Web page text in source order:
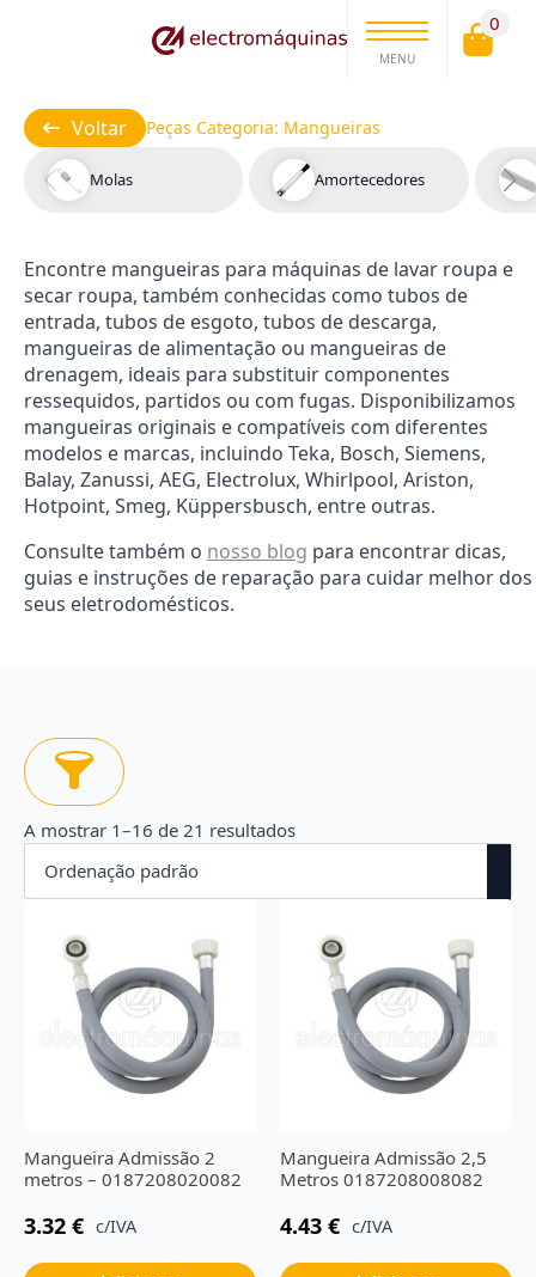
MENU
0
Voltar Peças Categoria: Mangueiras
Molas Amortecedores
Encontre mangueiras para máquinas de lavar roupa e
secar roupa, também conhecidas como tubos de
entrada, tubos de esgoto, tubos de descarga,
mangueiras de alimentação ou mangueiras de
drenagem, ideais para substituir componentes
ressequidos, partidos ou com fugas. Disponibilizamos
mangueiras originais e compatíveis com diferentes
modelos e marcas, incluindo Teka, Bosch, Siemens,
Balay, Zanussi, AEG, Electrolux, Whirlpool, Ariston,
Hotpoint, Smeg, Küppersbusch, entre outras.
Consulte também o nosso blog para encontrar dicas,
guias e instruções de reparação para cuidar melhor dos
seus eletrodomésticos.
A mostrar 1–16 de 21 resultados
Mangueira Admissão 2
metros – 0187208020082
3.32 € c/IVA
Mangueira Admissão 2,5
Metros 0187208008082
4.43 € c/IVA